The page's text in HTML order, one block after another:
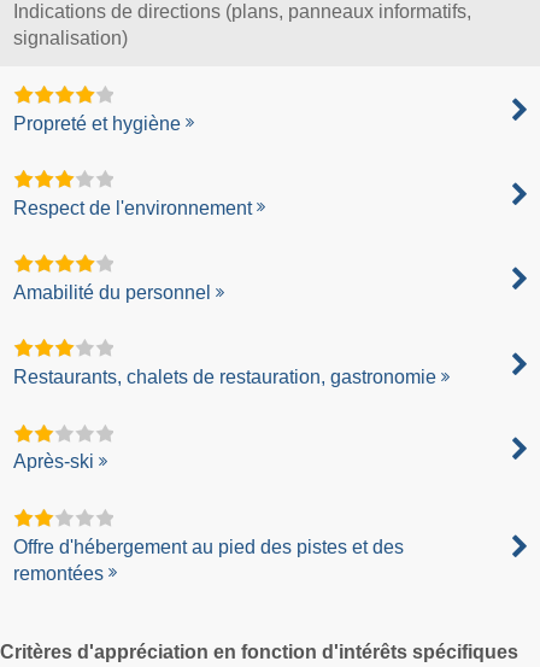
Indications de directions (plans, panneaux informatifs,
signalisation)
Propreté et hygiène
Respect de l'environnement
Amabilité du personnel
Restaurants, chalets de restauration, gastronomie
Après-ski
Offre d'hébergement au pied des pistes et des
remontées
Critères d'appréciation en fonction d'intérêts spécifiques